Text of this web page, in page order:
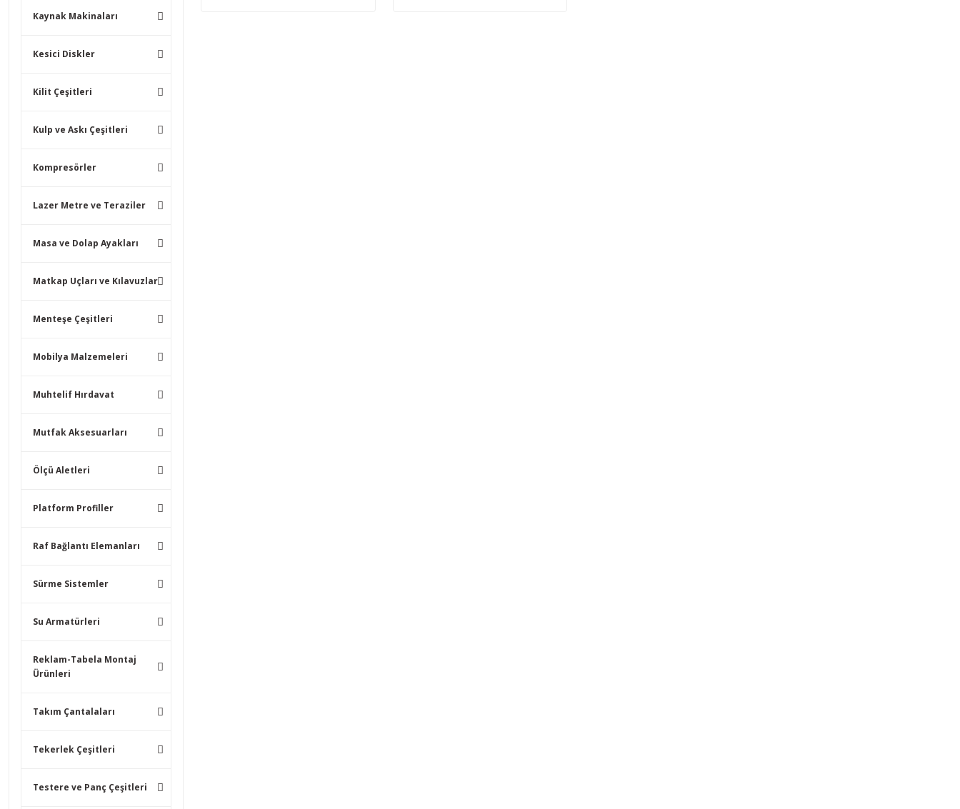
Kaynak Makinaları
Kesici Diskler
Kilit Çeşitleri
Kulp ve Askı Çeşitleri
Kompresörler
Lazer Metre ve Teraziler
Masa ve Dolap Ayakları
Matkap Uçları ve Kılavuzlar
Menteşe Çeşitleri
Mobilya Malzemeleri
Muhtelif Hırdavat
Mutfak Aksesuarları
Ölçü Aletleri
Platform Profiller
Raf Bağlantı Elemanları
Sürme Sistemler
Su Armatürleri
Reklam-Tabela Montaj
Ürünleri
Takım Çantalaları
Tekerlek Çeşitleri
Testere ve Panç Çeşitleri